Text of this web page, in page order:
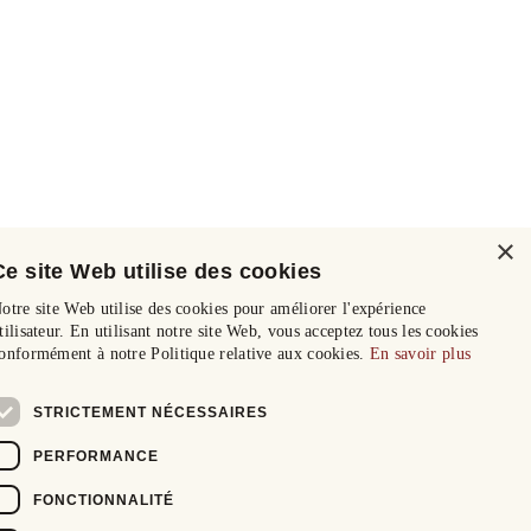
×
site Web utilise des cookies
site Web utilise des cookies pour améliorer l'expérience
En utilisant notre site Web, vous acceptez tous les cookies
à notre Politique relative aux cookies. En savoir plus
STRICTEMENT NÉCESSAIRES
PERFORMANCE
FONCTIONNALITÉ